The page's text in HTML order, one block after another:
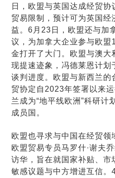
日，欧盟与英国达成经贸
贸易限制，预计可为英国经
益。6月23日，欧盟还与加
议，为加拿大企业参与欧
金打开了大门。欧盟与澳大
现提速迹象，冯德莱恩计
谈判进度。欧盟与新西兰的
贸协定自2023年签署以来
兰成为“地平线欧洲”科研计
成员国。
欧盟也寻求与中国在经贸领
欧盟贸易专员马罗什·谢夫
访华，旨在就国家补贴、市
敏感议题与中方增进互信